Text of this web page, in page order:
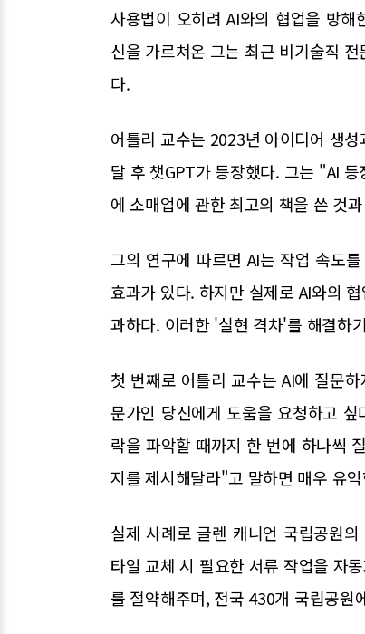
사용법이 오히려 AI와의 협업을 방
신을 가르쳐온 그는 최근 비기술직
다.
어틀리 교수는 2023년 아이디어 생
달 후 챗GPT가 등장했다. 그는 "AI
에 소매업에 관한 최고의 책을 쓴 것
그의 연구에 따르면 AI는 작업 속도
효과가 있다. 하지만 실제로 AI와의
과하다. 이러한 '실현 격차'를 해결하
첫 번째로 어틀리 교수는 AI에 질문
문가인 당신에게 도움을 요청하고
락을 파악할 때까지 한 번에 하나씩
지를 제시해달라"고 말하면 매우 유
실제 사례로 글렌 캐니언 국립공원
타일 교체 시 필요한 서류 작업을 자
를 절약해주며, 전국 430개 국립공원